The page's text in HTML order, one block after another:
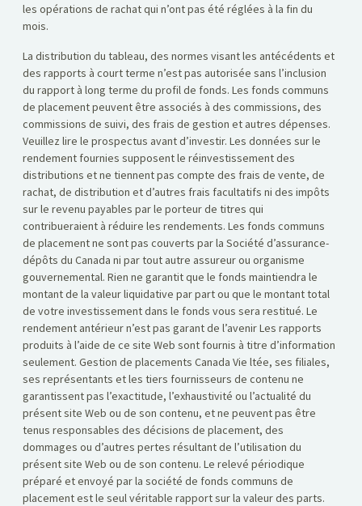
les opérations de rachat qui n’ont pas été réglées à la fin du
mois.
La distribution du tableau, des normes visant les antécédents et
des rapports à court terme n’est pas autorisée sans l’inclusion
du rapport à long terme du profil de fonds. Les fonds communs
de placement peuvent être associés à des commissions, des
commissions de suivi, des frais de gestion et autres dépenses.
Veuillez lire le prospectus avant d’investir. Les données sur le
rendement fournies supposent le réinvestissement des
distributions et ne tiennent pas compte des frais de vente, de
rachat, de distribution et d’autres frais facultatifs ni des impôts
sur le revenu payables par le porteur de titres qui
contribueraient à réduire les rendements. Les fonds communs
de placement ne sont pas couverts par la Société d’assurance-
dépôts du Canada ni par tout autre assureur ou organisme
gouvernemental. Rien ne garantit que le fonds maintiendra le
montant de la valeur liquidative par part ou que le montant total
de votre investissement dans le fonds vous sera restitué. Le
rendement antérieur n’est pas garant de l’avenir Les rapports
produits à l’aide de ce site Web sont fournis à titre d’information
seulement. Gestion de placements Canada Vie ltée, ses filiales,
ses représentants et les tiers fournisseurs de contenu ne
garantissent pas l’exactitude, l’exhaustivité ou l’actualité du
présent site Web ou de son contenu, et ne peuvent pas être
tenus responsables des décisions de placement, des
dommages ou d’autres pertes résultant de l’utilisation du
présent site Web ou de son contenu. Le relevé périodique
préparé et envoyé par la société de fonds communs de
placement est le seul véritable rapport sur la valeur des parts.